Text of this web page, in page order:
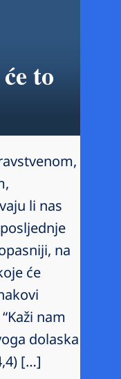
to
li nas
na
će
nam
dolaska
[…]